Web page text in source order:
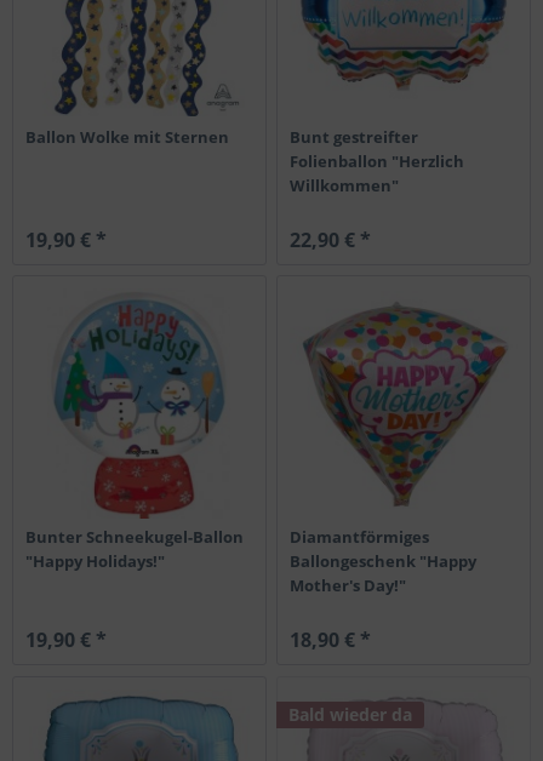
Ballon Wolke mit Sternen
19,90 € *
Bunt gestreifter
Folienballon "Herzlich
Willkommen"
22,90 € *
Bunter Schneekugel-Ballon
"Happy Holidays!"
19,90 € *
Diamantförmiges
Ballongeschenk "Happy
Mother's Day!"
18,90 € *
Bald wieder da